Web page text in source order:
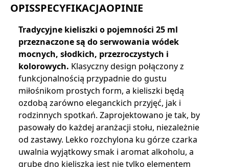
OPISSPECYFIKACJAOPINIE
Tradycyjne kieliszki o pojemności 25 ml
przeznaczone są do serwowania wódek
mocnych, słodkich, przezroczystych i
kolorowych. Klasyczny design połączony z
funkcjonalnością przypadnie do gustu
miłośnikom prostych form, a kieliszki będą
ozdobą zarówno eleganckich przyjęć, jak i
rodzinnych spotkań. Zaprojektowano je tak, by
pasowały do każdej aranżacji stołu, niezależnie
od zastawy. Lekko rozchylona ku górze czarka
uwalnia wyjątkowy smak i aromat alkoholu, a
grube dno kieliszka jest nie tylko elementem